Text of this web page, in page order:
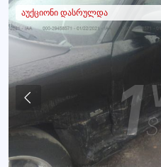
აუქციონი დასრულდა